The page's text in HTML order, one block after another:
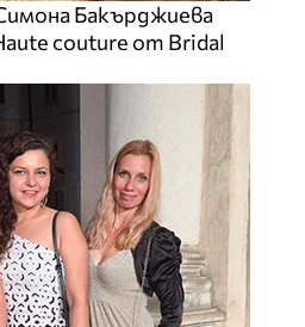
Бакърджиева
couture от Bridal